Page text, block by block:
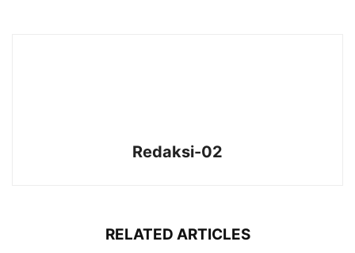
Redaksi-02
RELATED ARTICLES